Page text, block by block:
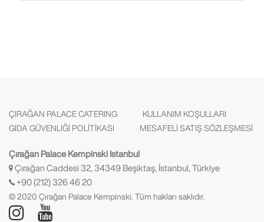
ÇIRAĞAN PALACE CATERING
KULLANIM KOŞULLARI
GIDA GÜVENLİĞİ POLİTİKASI
MESAFELİ SATIŞ SÖZLEŞMESİ
Çırağan Palace Kempinski Istanbul
Çırağan Caddesi 32, 34349 Beşiktaş, İstanbul, Türkiye
+90 (212) 326 46 20
© 2020 Çırağan Palace Kempinski. Tüm hakları saklıdır.